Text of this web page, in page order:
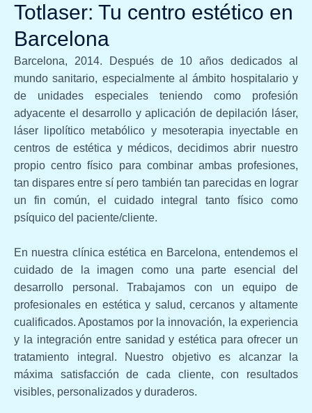
Totlaser: Tu centro estético en
Barcelona
Barcelona, 2014. Después de 10 años dedicados al
mundo sanitario, especialmente al ámbito hospitalario y
de unidades especiales teniendo como profesión
adyacente el desarrollo y aplicación de depilación láser,
láser lipolítico metabólico y mesoterapia inyectable en
centros de estética y médicos, decidimos abrir nuestro
propio centro físico para combinar ambas profesiones,
tan dispares entre sí pero también tan parecidas en lograr
un fin común, el cuidado integral tanto físico como
psíquico del paciente/cliente.
En nuestra clínica estética en Barcelona, entendemos el
cuidado de la imagen como una parte esencial del
desarrollo personal. Trabajamos con un equipo de
profesionales en estética y salud, cercanos y altamente
cualificados. Apostamos por la innovación, la experiencia
y la integración entre sanidad y estética para ofrecer un
tratamiento integral. Nuestro objetivo es alcanzar la
máxima satisfacción de cada cliente, con resultados
visibles, personalizados y duraderos.